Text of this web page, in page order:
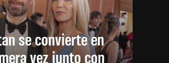
se convierte en
vez junto con